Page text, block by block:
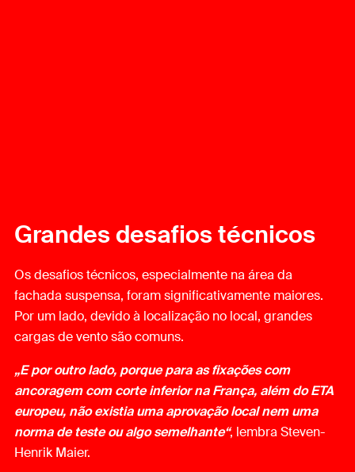
Grandes desafios técnicos
Os desafios técnicos, especialmente na área da
fachada suspensa, foram significativamente maiores.
Por um lado, devido à localização no local, grandes
cargas de vento são comuns.
„E por outro lado, porque para as fixações com
ancoragem com corte inferior na França, além do ETA
europeu, não existia uma aprovação local nem uma
norma de teste ou algo semelhante“, lembra Steven-
Henrik Maier.